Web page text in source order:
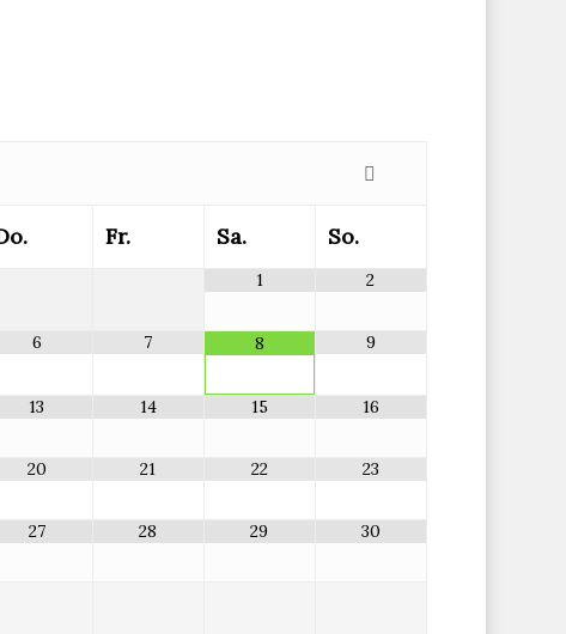
Fr. Sa. So.
1 2
6 7 8 9
13 14 15 16
20 21 22 23
27 28 29 30